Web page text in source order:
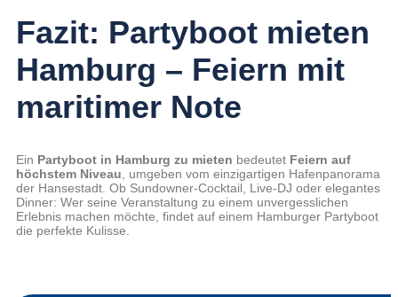
Fazit: Partyboot mieten
Hamburg – Feiern mit
maritimer Note
Ein Partyboot in Hamburg zu mieten bedeutet Feiern auf
höchstem Niveau, umgeben vom einzigartigen Hafenpanorama
der Hansestadt. Ob Sundowner-Cocktail, Live-DJ oder elegantes
Dinner: Wer seine Veranstaltung zu einem unvergesslichen
Erlebnis machen möchte, findet auf einem Hamburger Partyboot
die perfekte Kulisse.